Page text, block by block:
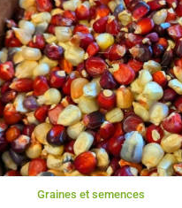
Graines et semences